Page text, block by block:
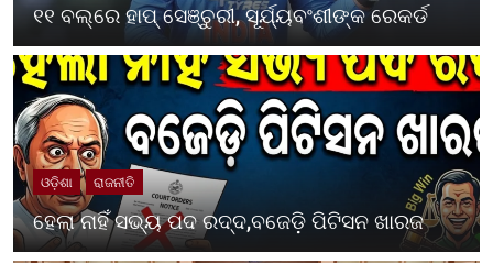
୧୧ ବଲ୍‌ରେ ହାପ୍ ସେଞ୍ଚୁରୀ, ସୂର୍ଯ୍ୟବଂଶୀଙ୍କ ରେକର୍ଡ
ଓଡ଼ିଶା ରାଜନୀତି
ହେଲା ନାହିଁ ସଭ୍ୟ ପଦ ରଦ୍ଦ,ବଜେଡ଼ି ପିଟିସନ ଖାରଜ